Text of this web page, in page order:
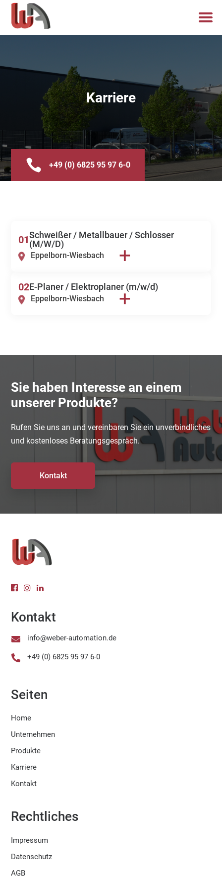
Karriere
 +49 (0) 6825 95 97 6-0
01Schweißer / Metallbauer / Schlosser
(M/W/D)
Eppelborn-Wiesbach +
02E-Planer / Elektroplaner (m/w/d)
Eppelborn-Wiesbach +
Sie haben Interesse an einem
unserer Produkte?
Rufen Sie uns an und vereinbaren Sie ein unverbindliches
und kostenloses Beratungsgespräch.
Kontakt
Kontakt
 info@weber-automation.de
 +49 (0) 6825 95 97 6-0
Seiten
Home
Unternehmen
Produkte
Karriere
Kontakt
Rechtliches
Impressum
Datenschutz
AGB